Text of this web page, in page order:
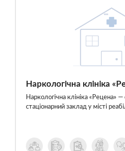
Наркологічна клініка
Наркологічна клініка «Рецена» —
стаціонарний заклад у місті